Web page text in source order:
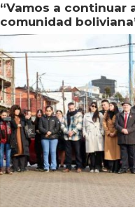
“Vamos a continuar
comunidad